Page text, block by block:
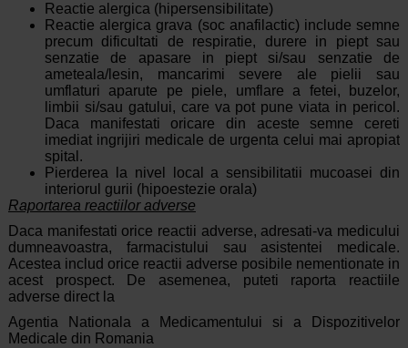
Reactie alergica (hipersensibilitate)
Reactie alergica grava (soc anafilactic) include semne
precum dificultati de respiratie, durere in piept sau
senzatie de apasare in piept si/sau senzatie de
ameteala/lesin, mancarimi severe ale pielii sau
umflaturi aparute pe piele, umflare a fetei, buzelor,
limbii si/sau gatului, care va pot pune viata in pericol.
Daca manifestati oricare din aceste semne cereti
imediat ingrijiri medicale de urgenta celui mai apropiat
spital.
Pierderea la nivel local a sensibilitatii mucoasei din
interiorul gurii (hipoestezie orala)
Raportarea reactiilor adverse
Daca manifestati orice reactii adverse, adresati-va medicului
dumneavoastra, farmacistului sau asistentei medicale.
Acestea includ orice reactii adverse posibile nementionate in
acest prospect. De asemenea, puteti raporta reactiile
adverse direct la
Agentia Nationala a Medicamentului si a Dispozitivelor
Medicale din Romania